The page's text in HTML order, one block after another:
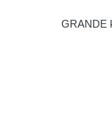
GRANDE